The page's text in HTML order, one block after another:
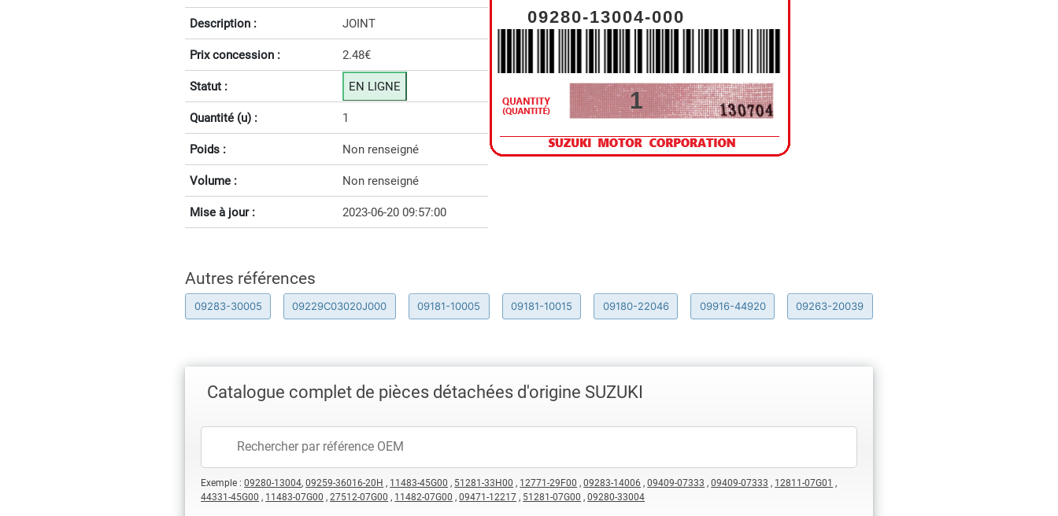
Description : JOINT
Prix concession : 2.48€
Statut : EN LIGNE
Quantité (u) : 1
Poids : Non renseigné
Volume : Non renseigné
Mise à jour : 2023-06-20 09:57:00
09280-13004-000
1
Autres références
09283-30005 09229C03020J000 09181-10005 09181-10015 09180-22046 09916-44920 09263-20039
Catalogue complet de pièces détachées d'origine SUZUKI
Exemple :09280-13004,09259-36016-20H , 11483-45G00 , 51281-33H00 , 12771-29F00 ,09283-14006 ,09409-07333 ,09409-07333 , 12811-07G01 ,
44331-45G00 , 11483-07G00 ,27512-07G00 , 11482-07G00 ,09471-12217 , 51281-07G00 ,09280-33004